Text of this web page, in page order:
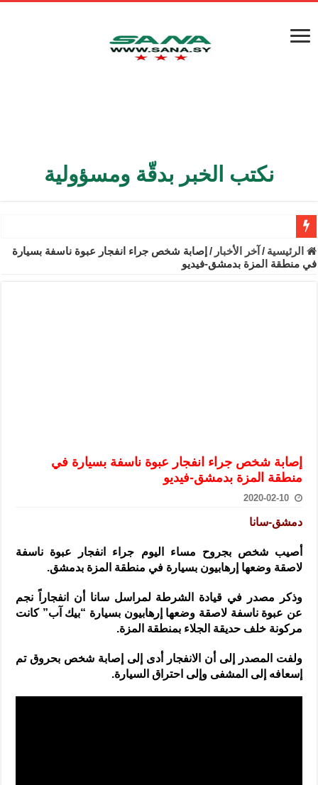
نكتب الخبر بدقّة ومسؤولية
الأمن الداخلي يعثر على مقبرة جماعية في ريف اللاذقية تضم 9 جثامين
الوزير الشيباني يبحث في باريس تعزيز الاستقرار في سوريا
سوريا تبحث مع الإيسيسكو التعاون في البحث العلمي وحماية التراث
الرئيسية / آخر الأخبار / إصابة شخص جراء انفجار عبوة ناسفة بسيارة
في منطقة المزة بدمشق-فيديو
إصابة شخص جراء انفجار عبوة ناسفة بسيارة في
منطقة المزة بدمشق-فيديو
2020-02-10
دمشق-سانا
أصيب شخص بجروح مساء اليوم جراء انفجار عبوة ناسفة
لاصقة وضعها إرهابيون بسيارة في منطقة المزة بدمشق.
وذكر مصدر في قيادة الشرطة لمراسل سانا أن انفجاراً نجم
عن عبوة ناسفة لاصقة وضعها إرهابيون بسيارة “بيك آب” كانت
مركونة خلف حديقة الجلاء بمنطقة المزة.
ولفت المصدر إلى أن الانفجار أدى إلى إصابة شخص بحروق تم
إسعافه إلى المشفى وإلى احتراق السيارة.